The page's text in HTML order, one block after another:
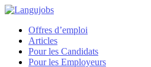
Offres d’emploi
Articles
Pour les Candidats
Pour les Employeurs